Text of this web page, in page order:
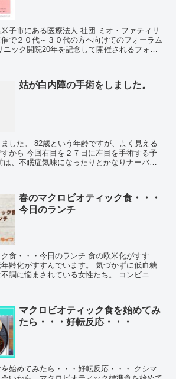
子市にある医療法人 社団 ミオ・ファティリ
で２０代～３０代の方へ向けてのフォーラム
ニック開院20年を記念して開催されるフォー
姑が白内障の手術をしました。
した。 82歳という年齢ですが、よく見える
から 今回右目を２７日に左目を手術する予
、不眠症気味になったりとかなりナーバス
春のマクロビオティック食・・・
今日のランチ
食・・・今日のランチ 食の欧米化がすす
すすんでいます。 気づかずに低血糖
悩まされている女性たち。 コンビニの
マクロビオティック食を始めてみ
たら・・・好転反応・・・
始めてみたら・・・好転反応・・・ クシマ